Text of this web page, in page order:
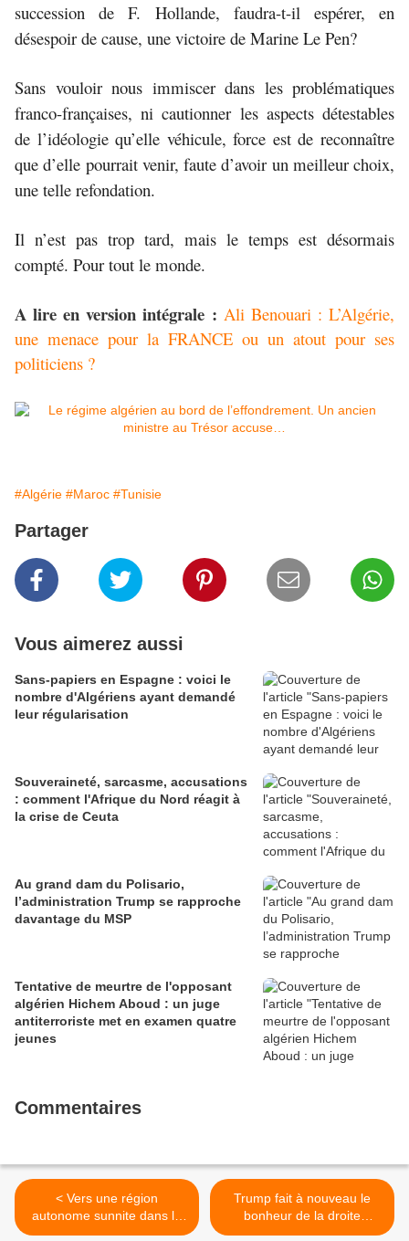
succession de F. Hollande, faudra-t-il espérer, en
désespoir de cause, une victoire de Marine Le Pen?
Sans vouloir nous immiscer dans les problématiques
franco-françaises, ni cautionner les aspects détestables
de l’idéologie qu’elle véhicule, force est de reconnaître
que d’elle pourrait venir, faute d’avoir un meilleur choix,
une telle refondation.
Il n’est pas trop tard, mais le temps est désormais
compté. Pour tout le monde.
A lire en version intégrale : Ali Benouari : L’Algérie,
une menace pour la FRANCE ou un atout pour ses
politiciens ?
#Algérie #Maroc #Tunisie
Partager
Vous aimerez aussi
Sans-papiers en Espagne : voici le
nombre d'Algériens ayant demandé
leur régularisation
Souveraineté, sarcasme, accusations
: comment l'Afrique du Nord réagit à
la crise de Ceuta
Au grand dam du Polisario,
l’administration Trump se rapproche
davantage du MSP
Tentative de meurtre de l'opposant
algérien Hichem Aboud : un juge
antiterroriste met en examen quatre
jeunes
Commentaires
< Vers une région
autonome sunnite dans la
plaine de Ninive ?
Trump fait à nouveau le
bonheur de la droite
israélienne >